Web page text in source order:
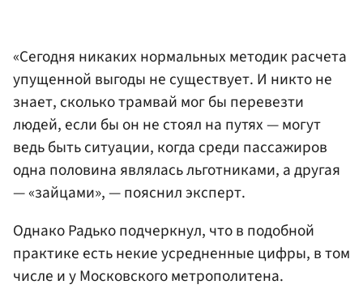
«Сегодня никаких нормальных методик расчета
упущенной выгоды не существует. И никто не
знает, сколько трамвай мог бы перевезти
людей, если бы он не стоял на путях — могут
ведь быть ситуации, когда среди пассажиров
одна половина являлась льготниками, а другая
— «зайцами», — пояснил эксперт.
Однако Радько подчеркнул, что в подобной
практике есть некие усредненные цифры, в том
числе и у Московского метрополитена.